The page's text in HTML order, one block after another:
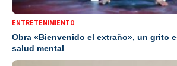
ENTRETENIMIENTO
Obra «Bienvenido el extraño», un grito
salud mental